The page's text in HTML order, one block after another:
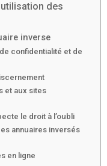
des
inverse
confidentialité et de
et aux sites
le droit à l’oubli
annuaires inversés
en ligne